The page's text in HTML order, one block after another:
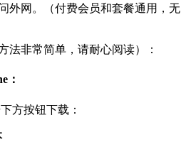
外网。（付费会员和套餐通用，无
方法非常简单，请耐心阅读）：
：
方按钮下载：